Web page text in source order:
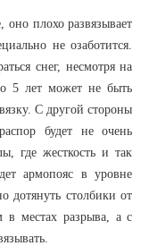
плохо развязывает
не озаботится.
снег, несмотря на
5 лет может не быть
С другой стороны
будет не очень
где жесткость и так
армопояс в уровне
дотянуть столбики от
в местах разрыва, а с